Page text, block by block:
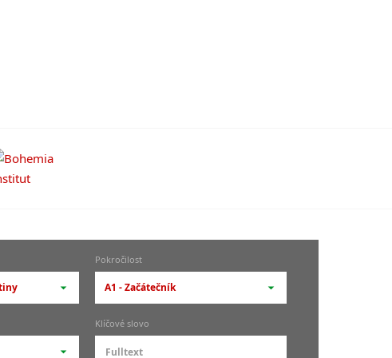
Pokročilost
A1 - Začátečník
-- vyberte pokročilost --
Klíčové slovo